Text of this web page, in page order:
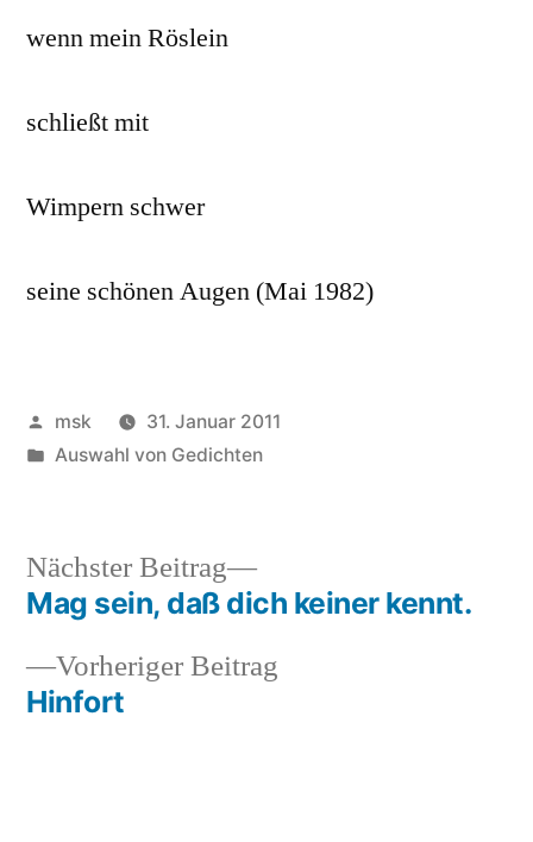
wenn mein Röslein
schließt mit
Wimpern schwer
seine schönen Augen (Mai 1982)
Veröffentlicht
von
msk
31. Januar 2011
Veröffentlicht
Auswahl von Gedichten
Beitrags-
Navigation
Vorheriger Beitrag
Hinfort
Nächster Beitrag
Nächster
Beitrag:
Mag sein, daß dich keiner kennt.